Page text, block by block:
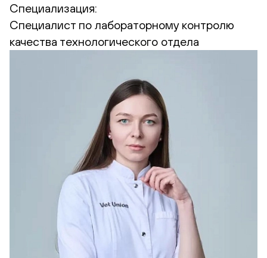
Специализация:
Cпециалист по лабораторному контролю
качества технологического отдела